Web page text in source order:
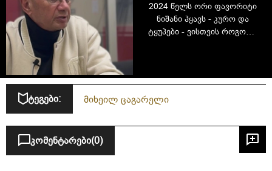
2024 წელს ორი ფავორიტი
ნიშანი ჰყავს - კურო და
ტყუპები - ვისთვის როგორი
ტეგები: მიხეილ ცაგარელი
კომენტარები(0)